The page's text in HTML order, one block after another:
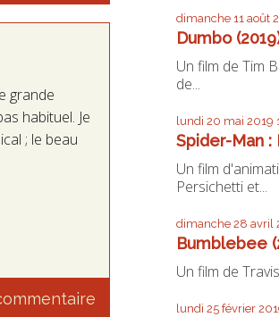
grande
habituel. Je
; le beau
dimanche 11 août
Dumbo
Un film de Tim
de...
lundi 20 mai 2019
Spider-Man :
Un film
Persichetti et...
dimanche 28 avril
Bumblebee
Un film de
lundi 25 février